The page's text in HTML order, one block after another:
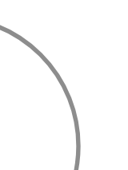
KAGURAZAKA
24:00